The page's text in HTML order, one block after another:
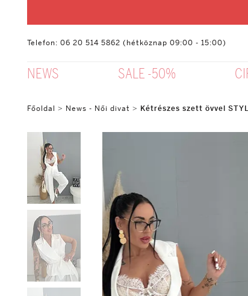
Telefon: 06 20 514 5862 (hétköznap 09:00 - 15:00)
NEWS SALE -50%
Főoldal > News - Női divat > Kétrészes szett övvel